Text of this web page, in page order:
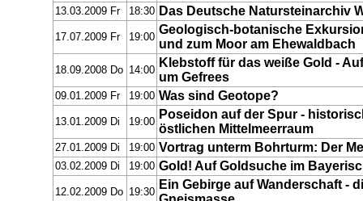
13.03.2009 Fr 18:30 Das Deutsche Natursteinarchiv
17.07.2009 Fr 19:00
Geologisch-botanische
und zum Moor am Ehewaldbach
18.09.2008 Do 14:00
Klebstoff für das weiße Gold -
um Gefrees
09.01.2009 Fr 19:00 Was sind Geotope?
13.01.2009 Di 19:00
Poseidon auf der Spur -
östlichen Mittelmeerraum
27.01.2009 Di 19:00 Vortrag unterm Bohrturm: Der
03.02.2009 Di 19:00 Gold! Auf Goldsuche im
12.02.2009 Do 19:30
Ein Gebirge auf Wanderschaft -